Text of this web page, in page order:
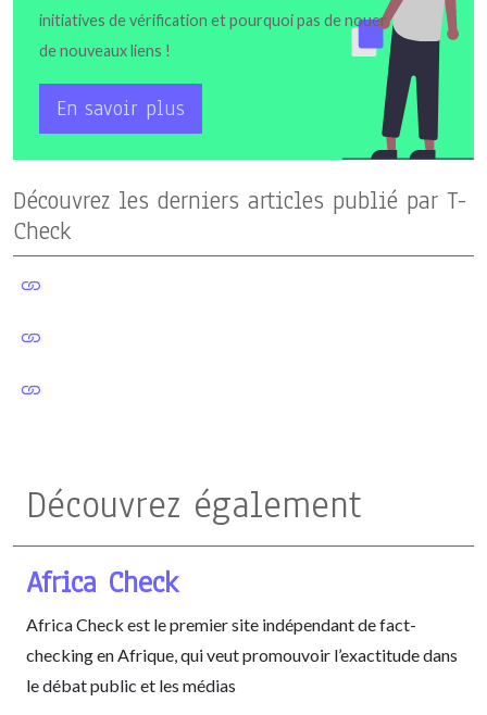
initiatives de vérification et pourquoi pas de nouer
de nouveaux liens !
En savoir plus
Découvrez les derniers articles publié par T-
Check
Découvrez également
Africa Check
Africa Check est le premier site indépendant de fact-
checking en Afrique, qui veut promouvoir l’exactitude dans
le débat public et les médias